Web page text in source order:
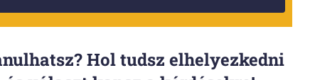
Hol tudsz elhelyezkedni